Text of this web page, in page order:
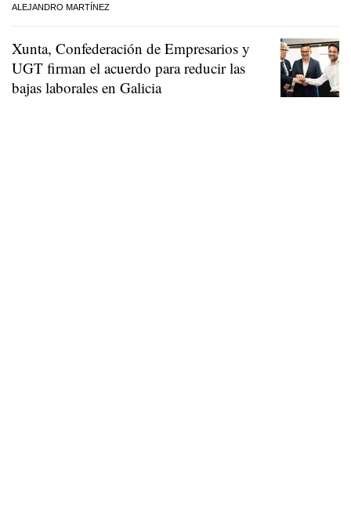
ALEJANDRO MARTÍNEZ
Xunta, Confederación de Empresarios y
UGT firman el acuerdo para reducir las
bajas laborales en Galicia